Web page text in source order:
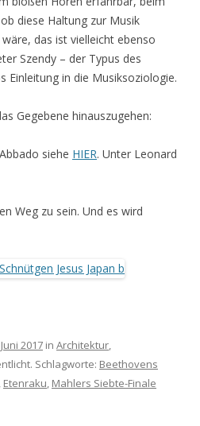
diese Haltung zur Musik
das ist vielleicht ebenso
Szendy – der Typus des
Einleitung in die Musiksoziologie.
Gegebene hinauszugehen:
siehe HIER. Unter Leonard
Weg zu sein. Und es wird
2017 in Architektur,
Schlagworte: Beethovens
, Etenraku, Mahlers Siebte-Finale